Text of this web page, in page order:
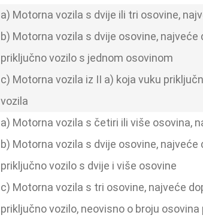
a) Motorna vozila s dvije ili tri osovine,
b) Motorna vozila s dvije osovine,
priključno vozilo s jednom osovinom
c) Motorna vozila iz II a) koja vuku
vozila
a) Motorna vozila s četiri ili više osovina,
b) Motorna vozila s dvije osovine,
priključno vozilo s dvije i više osovine
c) Motorna vozila s tri osovine, najveće
priključno vozilo, neovisno o broju